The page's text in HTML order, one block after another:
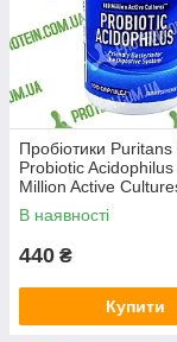
Пробіотики
Probiotic
Million Active
В наявності
440 ₴
Купити